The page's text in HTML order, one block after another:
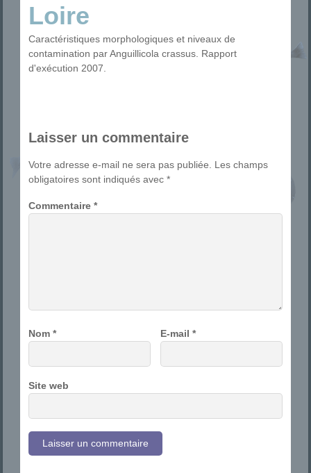
Loire
Caractéristiques morphologiques et niveaux de
contamination par Anguillicola crassus. Rapport
d'exécution 2007.
Laisser un commentaire
Votre adresse e-mail ne sera pas publiée.
Les champs
obligatoires sont indiqués avec*
Commentaire*
Nom* E-mail*
Site web